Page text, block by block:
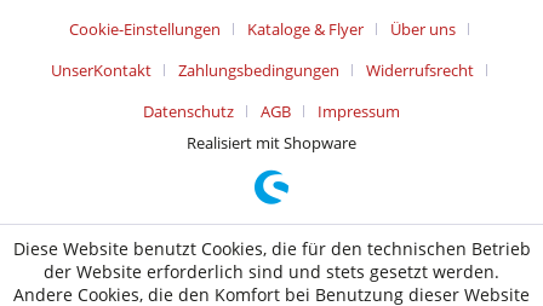
Cookie-Einstellungen Kataloge & Flyer
Über uns
UnserKontakt
Zahlungsbedingungen
Widerrufsrecht
Datenschutz
AGB
Impressum
Realisiert mit Shopware
Diese Website benutzt Cookies, die für den technischen Betrieb
der Website erforderlich sind und stets gesetzt werden.
Andere Cookies, die den Komfort bei Benutzung dieser Website